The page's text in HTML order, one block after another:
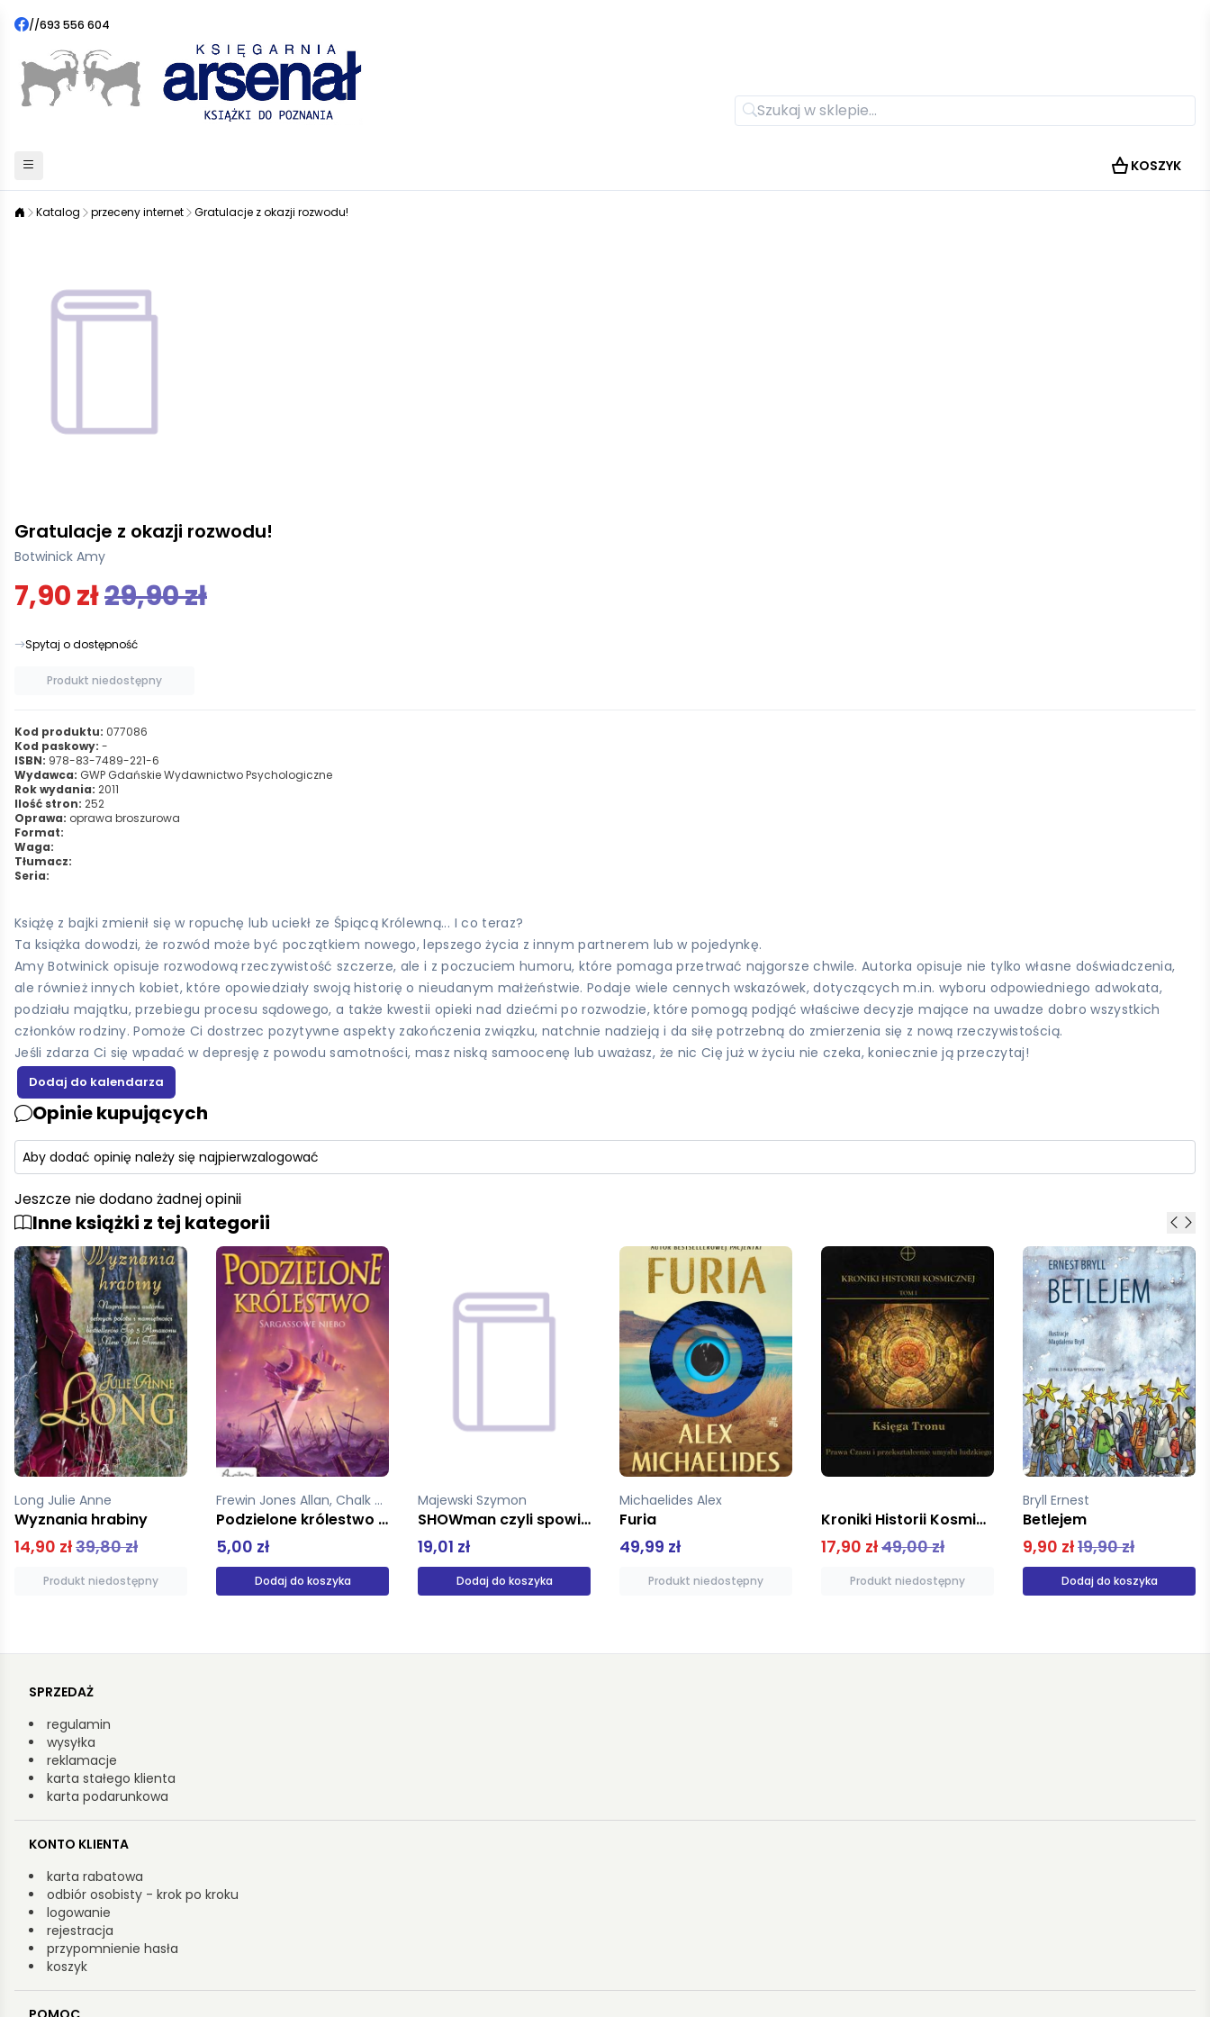
//693 556 604
KOSZYK
Katalog przeceny internet Gratulacje z okazji rozwodu!
Gratulacje z okazji rozwodu!
Botwinick Amy
7,90 zł29,90 zł
Spytaj o dostępność
Produkt niedostępny
Kod produktu: 077086
Kod paskowy: -
ISBN: 978-83-7489-221-6
Wydawca: GWP Gdańskie Wydawnictwo Psychologiczne
Rok wydania: 2011
Ilość stron: 252
Oprawa: oprawa broszurowa
Format:
Waga:
Tłumacz:
Seria:
Książę z bajki zmienił się w ropuchę lub uciekł ze Śpiącą Królewną... I co teraz?
Ta książka dowodzi, że rozwód może być początkiem nowego, lepszego życia z innym partnerem lub w pojedynkę.
Amy Botwinick opisuje rozwodową rzeczywistość szczerze, ale i z poczuciem humoru, które pomaga przetrwać najgorsze chwile. Autorka opisuje nie tylko własne doświadczenia,
ale również innych kobiet, które opowiedziały swoją historię o nieudanym małżeństwie. Podaje wiele cennych wskazówek, dotyczących m.in. wyboru odpowiedniego adwokata,
podziału majątku, przebiegu procesu sądowego, a także kwestii opieki nad dziećmi po rozwodzie, które pomogą podjąć właściwe decyzje mające na uwadze dobro wszystkich
członków rodziny. Pomoże Ci dostrzec pozytywne aspekty zakończenia związku, natchnie nadzieją i da siłę potrzebną do zmierzenia się z nową rzeczywistością.
Jeśli zdarza Ci się wpadać w depresję z powodu samotności, masz niską samoocenę lub uważasz, że nic Cię już w życiu nie czeka, koniecznie ją przeczytaj!
Opinie kupujących
Aby dodać opinię należy się najpierwzalogować
Jeszcze nie dodano żadnej opinii
Inne książki z tej kategorii
5,00 zł
Dodaj do koszyka
Majewski Szymon
SHOWman czyli spowiedź świra
19,01 zł
Dodaj do koszyka
Michaelides Alex
Furia
49,99 zł
Produkt niedostępny
17,90 zł 49,00 zł
Produkt niedostępny
Betlejem
9,90 zł19,90 zł
Dodaj do koszyka
Deraniyagala Sonali
Tsunami
14,99 zł33,00 zł
Dodaj do koszyka
SPRZEDAŻ
regulamin
wysyłka
reklamacje
karta stałego klienta
karta podarunkowa
KONTO KLIENTA
karta rabatowa
odbiór osobisty - krok po kroku
logowanie
rejestracja
przypomnienie hasła
koszyk